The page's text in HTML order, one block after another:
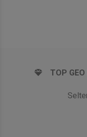
TOP GEO